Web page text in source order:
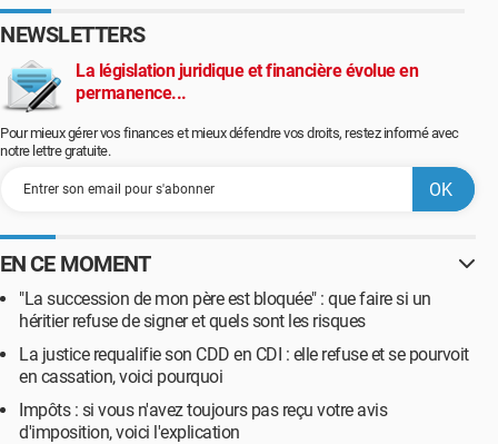
NEWSLETTERS
La législation juridique et financière évolue en
permanence...
Pour mieux gérer vos finances et mieux défendre vos droits, restez informé avec
notre lettre gratuite.
EN CE MOMENT
"La succession de mon père est bloquée" : que faire si un
héritier refuse de signer et quels sont les risques
La justice requalifie son CDD en CDI : elle refuse et se pourvoit
en cassation, voici pourquoi
Impôts : si vous n'avez toujours pas reçu votre avis
d'imposition, voici l'explication